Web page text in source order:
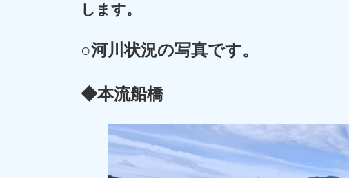
します。
○河川状況の写真です。
◆本流船橋